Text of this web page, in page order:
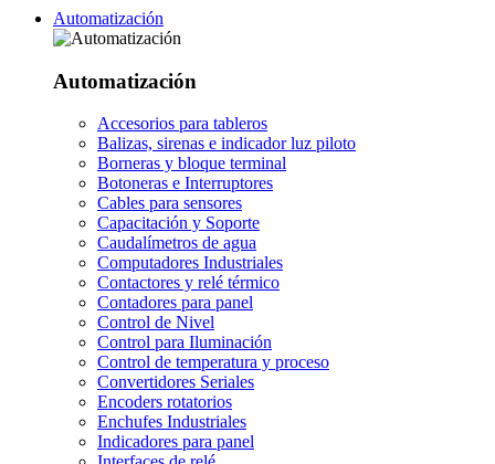
Automatización
Automatización
Accesorios para tableros
Balizas, sirenas e indicador luz piloto
Borneras y bloque terminal
Botoneras e Interruptores
Cables para sensores
Capacitación y Soporte
Caudalímetros de agua
Computadores Industriales
Contactores y relé térmico
Contadores para panel
Control de Nivel
Control para Iluminación
Control de temperatura y proceso
Convertidores Seriales
Encoders rotatorios
Enchufes Industriales
Indicadores para panel